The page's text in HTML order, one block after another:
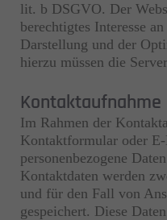
lit. b DSGVO. Der
berechtigtes Interesse
Darstellung und der
hierzu müssen die
Kontaktaufnahme
Im Rahmen der
Kontaktformular oder
personenbezogene
Kontaktdaten werden
und für den Fall von
gespeichert. Diese